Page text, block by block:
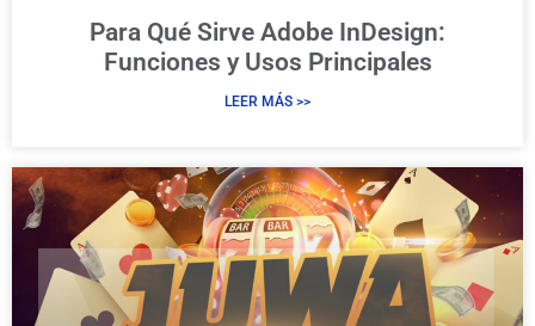
Para Qué Sirve Adobe InDesign:
Funciones y Usos Principales
LEER MÁS >>